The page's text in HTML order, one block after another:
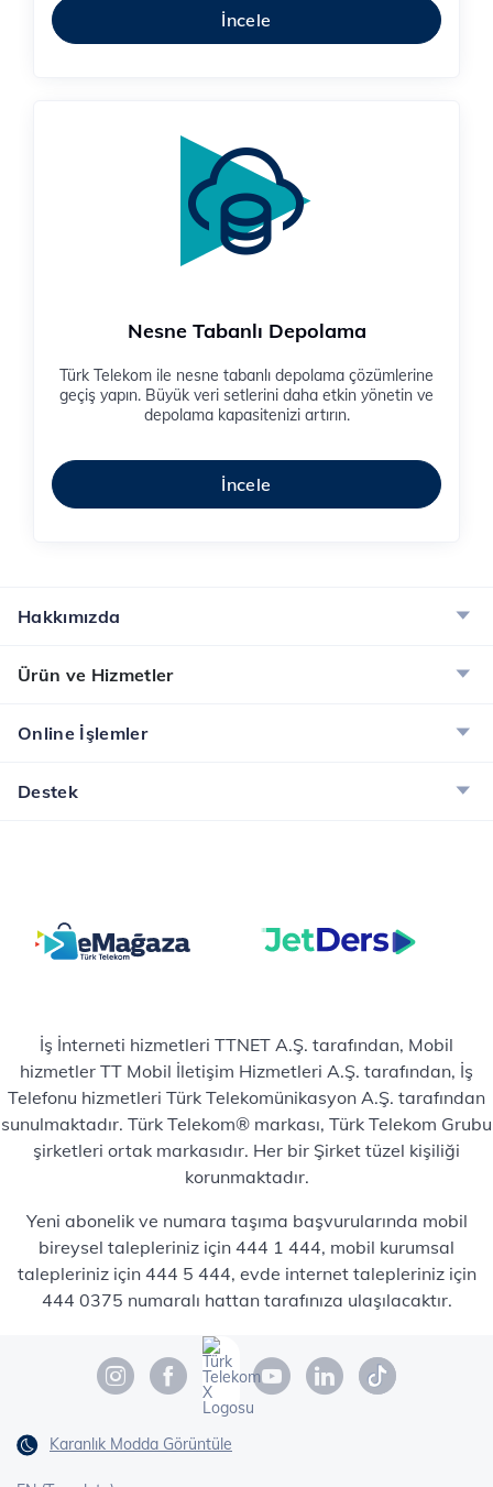
İncele
Nesne Tabanlı Depolama
Türk Telekom ile nesne tabanlı depolama çözümlerine
geçiş yapın. Büyük veri setlerini daha etkin yönetin ve
depolama kapasitenizi artırın.
İncele
Hakkımızda
Ürün ve Hizmetler
Online İşlemler
Destek
İş İnterneti hizmetleri TTNET A.Ş. tarafından, Mobil
hizmetler TT Mobil İletişim Hizmetleri A.Ş. tarafından, İş
Telefonu hizmetleri Türk Telekomünikasyon A.Ş. tarafından
sunulmaktadır. Türk Telekom® markası, Türk Telekom Grubu
şirketleri ortak markasıdır. Her bir Şirket tüzel kişiliği
korunmaktadır.
Yeni abonelik ve numara taşıma başvurularında mobil
bireysel talepleriniz için 444 1 444, mobil kurumsal
talepleriniz için 444 5 444, evde internet talepleriniz için
444 0375 numaralı hattan tarafınıza ulaşılacaktır.
Karanlık Modda Görüntüle